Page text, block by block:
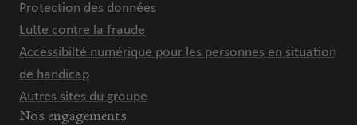
Protection des données
Lutte contre la fraude
Accessibilté numérique pour les personnes en situation
de handicap
Autres sites du groupe
Nos engagements